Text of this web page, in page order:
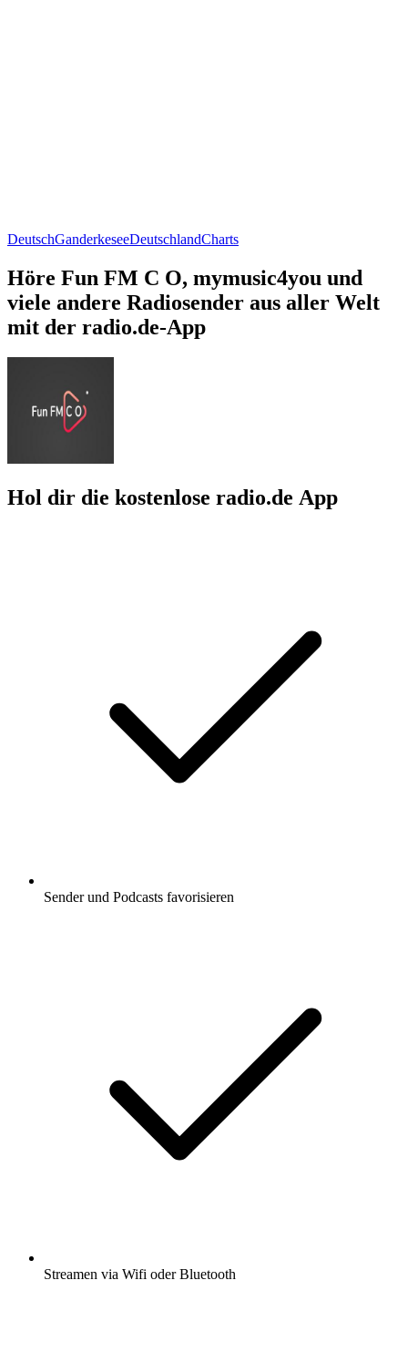
DeutschGanderkeseeDeutschlandCharts
Höre Fun FM C O, mymusic4you und
viele andere Radiosender aus aller Welt
mit der radio.de-App
Hol dir die kostenlose radio.de App
Sender und Podcasts favorisieren
Streamen via Wifi oder Bluetooth